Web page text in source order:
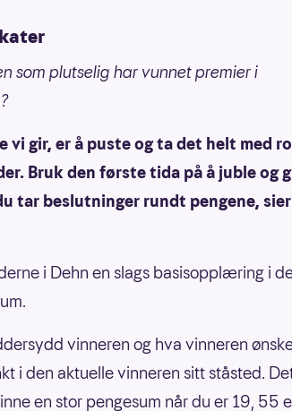
som plutselig har vunnet premier i
vi gir, er å puste og ta det helt med
Bruk den første tida på å juble og
tar beslutninger rundt pengene, sier
i Dehn en slags basisopplæring i
vinneren og hva vinneren
i den aktuelle vinneren sitt ståsted.
en stor pengesum når du er 19, 55